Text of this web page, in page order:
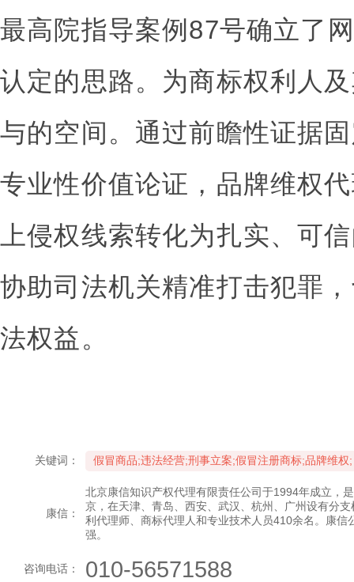
最高院指导案例87号确立了
认定的思路。为商标权利人
与的空间。通过前瞻性证据
专业性价值论证，品牌维权
上侵权线索转化为扎实、可
协助司法机关精准打击犯罪
法权益。
关键词： 假冒商品;违法经营;刑事立案;假冒注册商标;品牌维权;
康信：
北京康信知识产权代理有限责任公司于1994年成立，
京，在天津、青岛、西安、武汉、杭州、广州设有分
利代理师、商标代理人和专业技术人员410余名。康
强。
咨询电话： 010-56571588